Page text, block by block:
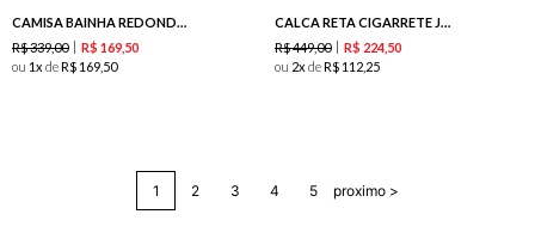
CAMISA BAINHA REDONDA BRANCO
R$339,00 R$ 169 50
ou 1 deR$ 169 50
CALCA RETA CIGARRETE JEANS CLARO
R$449,00 R$ 224 50
ou 2 deR$ 112 25
1 2 3 4 5 proximo >